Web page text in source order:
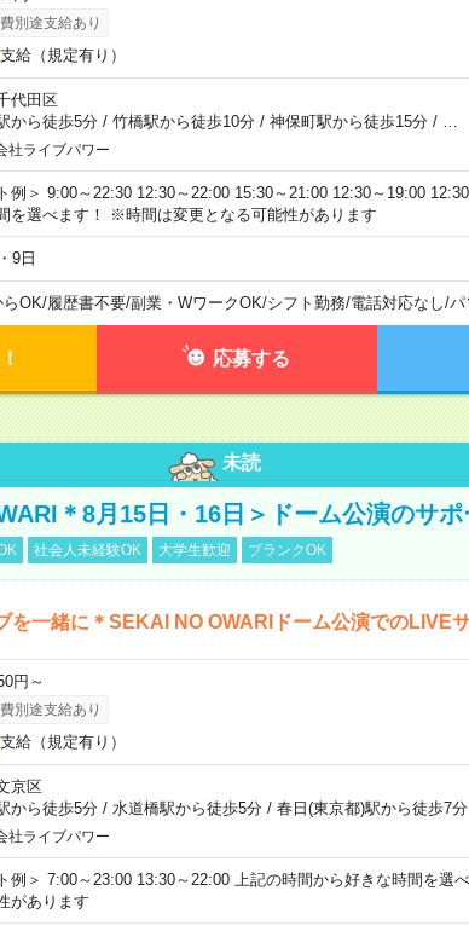
別途支給あり
支給（規定有り）
代田区
から徒歩5分/ 竹橋駅から徒歩10分/ 神保町駅から徒歩15分/
社ライブパワー
例＞ 9:00～22:30 12:30～22:00 15:30～21:00 12:30～19:00
を選べます！ ※時間は変更となる可能性があります
9日
OK/履歴書不要/副業・WワークOK/シフト勤務/電話対応なし/パ
応募する
未読
＊8月15日・16日＞ドーム公演のサポ
社会人未経験OK 大学生歓迎 ブランクOK
を一緒に＊SEKAI NO OWARIドーム公演でのLIVE
円～
別途支給あり
支給（規定有り）
京区
から徒歩5分/ 水道橋駅から徒歩5分/ 春日(東京都)駅から徒歩7分
社ライブパワー
例＞ 7:00～23:00 13:30～22:00 上記の時間から好きな時間を選
があります